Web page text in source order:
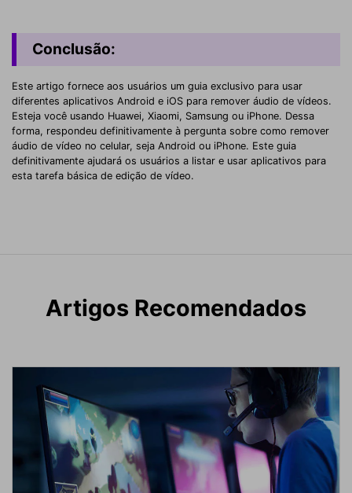
Conclusão:
Este artigo fornece aos usuários um guia exclusivo para usar
diferentes aplicativos Android e iOS para remover áudio de vídeos.
Esteja você usando Huawei, Xiaomi, Samsung ou iPhone. Dessa
forma, respondeu definitivamente à pergunta sobre como remover
áudio de vídeo no celular, seja Android ou iPhone. Este guia
definitivamente ajudará os usuários a listar e usar aplicativos para
esta tarefa básica de edição de vídeo.
Artigos Recomendados